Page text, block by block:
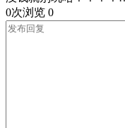
0次浏览 0